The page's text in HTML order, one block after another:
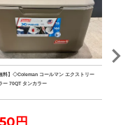
料】◇Coleman コールマン エクストリー
ー 70QT タンカラー